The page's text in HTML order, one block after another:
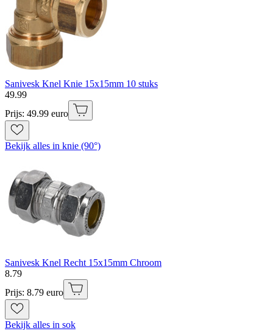
Sanivesk Knel Knie 15x15mm 10 stuks
49.99
Prijs: 49.99 euro
Bekijk alles in knie (90°)
Sanivesk Knel Recht 15x15mm Chroom
8.79
Prijs: 8.79 euro
Bekijk alles in sok